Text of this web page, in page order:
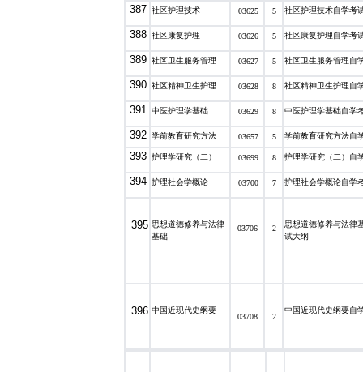
387 社区护理技术 03625 5 社区护理技术自学考
388 社区康复护理 03626 5 社区康复护理自学考
389 社区卫生服务管理 03627 5 社区卫生服务管理自
390 社区精神卫生护理 03628 8 社区精神卫生护理自
391 中医护理学基础 03629 8 中医护理学基础自学
392 学前教育研究方法 03657 5 学前教育研究方法自
393 护理学研究（二） 03699 8 护理学研究（二）自
394 护理社会学概论 03700 7 护理社会学概论自学
395 思想道德修养与法律
基础
03706 2
思想道德修养与法律
试大纲
396 中国近现代史纲要
03708 2
中国近现代史纲要自